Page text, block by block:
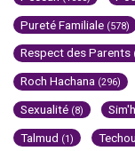
Pureté Familiale (578)
Respect des Parents
Roch Hachana (296)
Sexualité (8)
Talmud (1)